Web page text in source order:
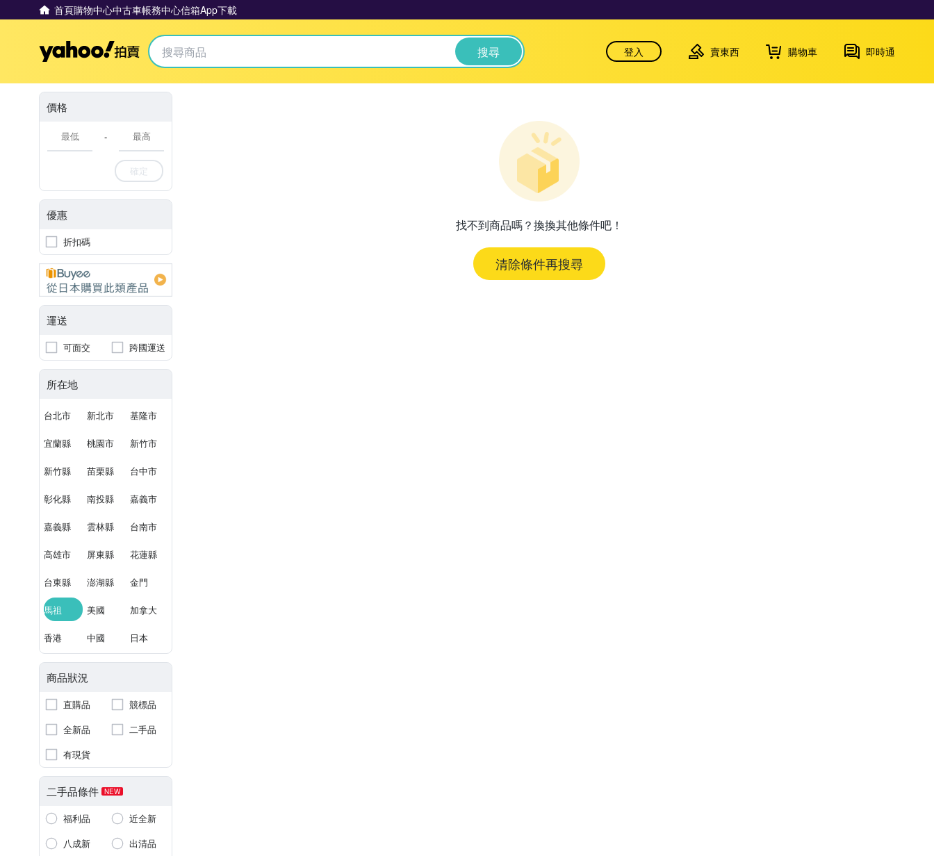
首頁購物中心中古車帳務中心信箱App下載
Yahoo拍賣 搜尋 登入 賣東西 購物車 即時通
價格
-
確定
優惠
折扣碼
運送
可面交 跨國運送
所在地
台北市 新北市 基隆市
宜蘭縣 桃園市 新竹市
新竹縣 苗栗縣 台中市
彰化縣 南投縣 嘉義市
嘉義縣 雲林縣 台南市
高雄市 屏東縣 花蓮縣
台東縣 澎湖縣 金門
馬祖 美國 加拿大
香港 中國 日本
商品狀況
直購品
競標品
全新品
二手品
有現貨
二手品條件 NEW
福利品
近全新
八成新
出清品
找不到商品嗎？換換其他條件吧！
清除條件再搜尋